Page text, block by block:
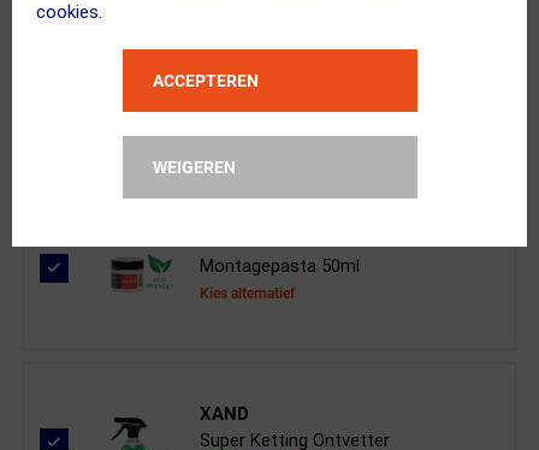
cookies.
ACCEPTEREN
WEIGEREN
Campagnolo
Montagepasta 50ml
Kies alternatief
XAND
Super Ketting Ontvetter